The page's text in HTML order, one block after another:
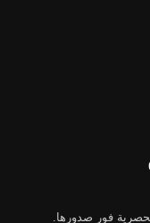
فور صدورها.